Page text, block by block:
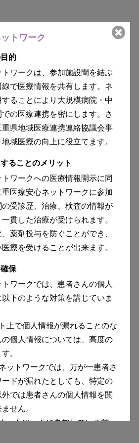
トワーク
的
ワークは、参加施設間を結ぶ
で医療情報を共有します。ネ
ることにより大規模病院・中
の医療連携を密にします。さ
県地域医療連携連絡協議会事
域医療の向上に役立てます。
ることのメリット
ワークへの医療情報開示に同
医療安心ネットワークに参加
の受診歴、治療、検査の情報が
貫した治療が受けられます。
薬剤投与を防ぐことができ、
療を受けることが出来ます。
保
ワークでは、患者さんの個人
下のような対策を講じていま
上で個人情報が漏れることのな
個人情報については、高度の
。
ットワークでは、万が一患者さ
ドが漏れたとしても、特定の
では患者さんの個人情報を閲
せん。
ットワークに参加している施